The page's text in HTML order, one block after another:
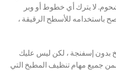
لا يترك أي خطوط أو وبر
باستخدامه للأسطح الرقيقة ،
إسفنجة ، لكن ليس عليك
جميع مهام تنظيف المطبخ التي